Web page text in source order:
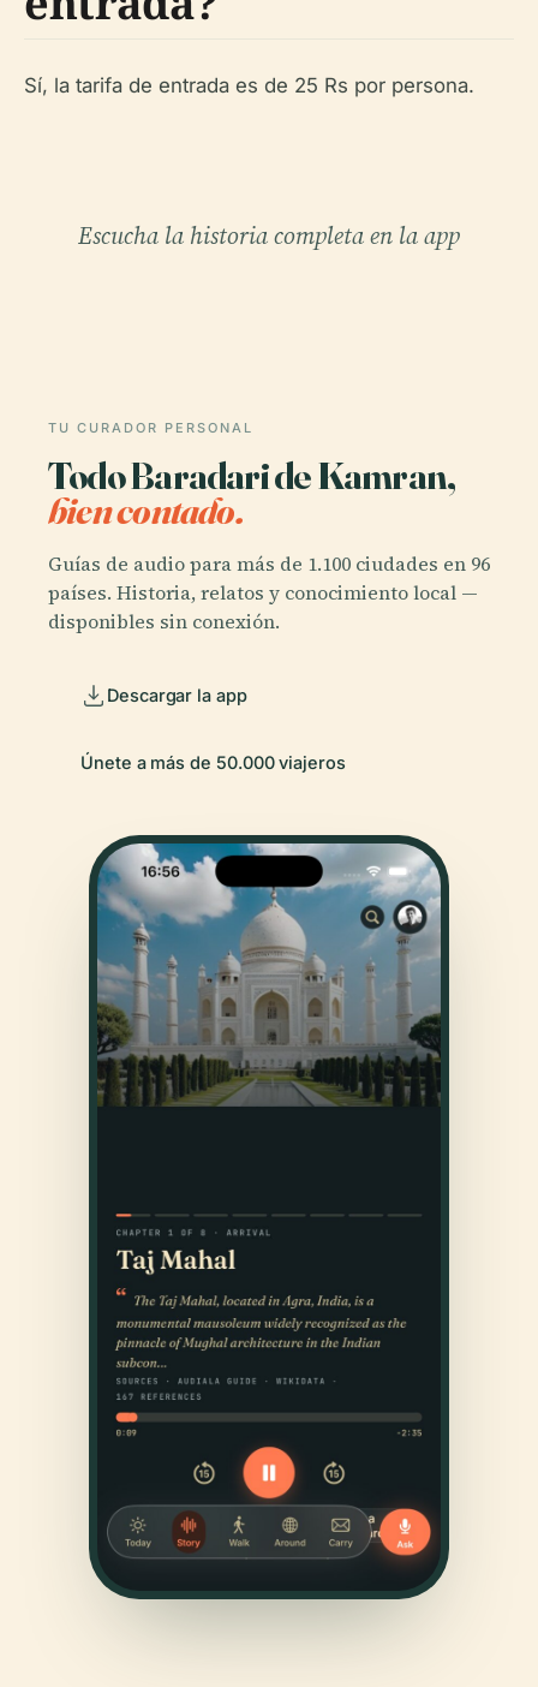
Sí, la tarifa de entrada es de 25 Rs por persona.
Escucha la historia completa en la app
TU CURADOR PERSONAL
Todo Baradari de Kamran,
bien contado.
Guías de audio para más de 1.100 ciudades en 96
países. Historia, relatos y conocimiento local —
disponibles sin conexión.
Descargar la app
Únete a más de 50.000 viajeros